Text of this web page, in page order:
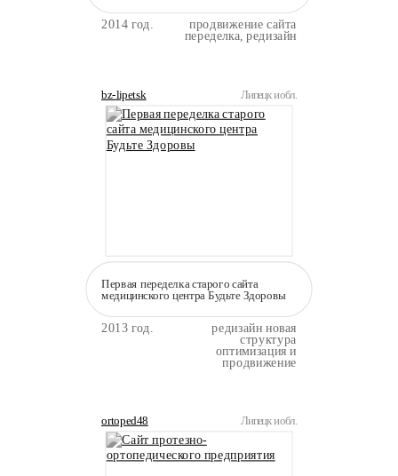
2014 год.
продвижение сайта
переделка, редизайн
bz-lipetsk Липецк и обл.
Первая переделка старого сайта
медицинского центра Будьте Здоровы
2013 год.
редизайн новая
структура
оптимизация и
продвижение
ortoped48 Липецк и обл.